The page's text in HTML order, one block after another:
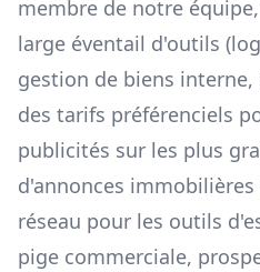
membre de notre
large éventail d'outils
gestion de biens
des tarifs préférenciels
publicités sur les plus
d'annonces
réseau pour les outils
pige commerciale,